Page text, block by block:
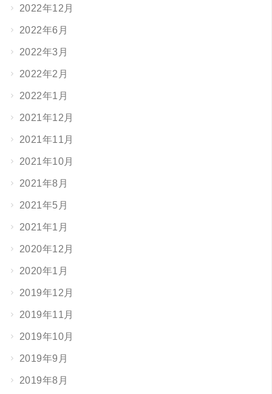
2022年12月
2022年6月
2022年3月
2022年2月
2022年1月
2021年12月
2021年11月
2021年10月
2021年8月
2021年5月
2021年1月
2020年12月
2020年1月
2019年12月
2019年11月
2019年10月
2019年9月
2019年8月